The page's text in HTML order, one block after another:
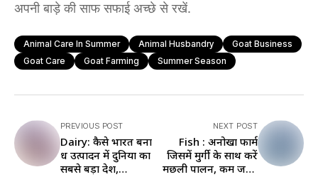
अपनी बाड़े की साफ सफाई अच्छे से रखें.
Animal Care In Summer Animal Husbandry
Goat Business
Goat Care
Goat Farming Summer Season
PREVIOUS POST
Dairy: कैसे भारत बना
दूध उत्पादन में दुनिया का
सबसे बड़ा देश,
NEXT POST
Fish : अनोखा फार्म
जिसमें मुर्गी के साथ करें
मछली पालन, कम जगह